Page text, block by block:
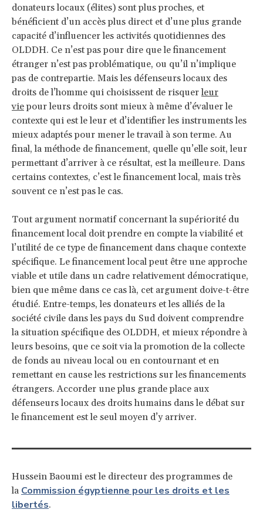
donateurs locaux (élites) sont plus proches, et
bénéficient d’un accès plus direct et d’une plus grande
capacité d’influencer les activités quotidiennes des
OLDDH. Ce n’est pas pour dire que le financement
étranger n’est pas problématique, ou qu’il n’implique
pas de contrepartie. Mais les défenseurs locaux des
droits de l’homme qui choisissent de risquerleur
viepour leurs droits sont mieux à même d’évaluer le
contexte qui est le leur et d’identifier les instruments les
mieux adaptés pour mener le travail à son terme. Au
final, la méthode de financement, quelle qu’elle soit, leur
permettant d’arriver à ce résultat, est la meilleure. Dans
certains contextes, c’est le financement local, mais très
souvent ce n’est pas le cas.
Tout argument normatif concernant la supériorité du
financement local doit prendre en compte la viabilité et
l’utilité de ce type de financement dans chaque contexte
spécifique. Le financement local peut être une approche
viable et utile dans un cadre relativement démocratique,
bien que même dans ce cas là, cet argument doive-t-être
étudié. Entre-temps, les donateurs et les alliés de la
société civile dans les pays du Sud doivent comprendre
la situation spécifique des OLDDH, et mieux répondre à
leurs besoins, que ce soit via la promotion de la collecte
de fonds au niveau local ou en contournant et en
remettant en cause les restrictions sur les financements
étrangers. Accorder une plus grande place aux
défenseurs locaux des droits humains dans le débat sur
le financement est le seul moyen d’y arriver.
Hussein Baoumi est le directeur des programmes de
la Commission égyptienne pour les droits et les
libertés.